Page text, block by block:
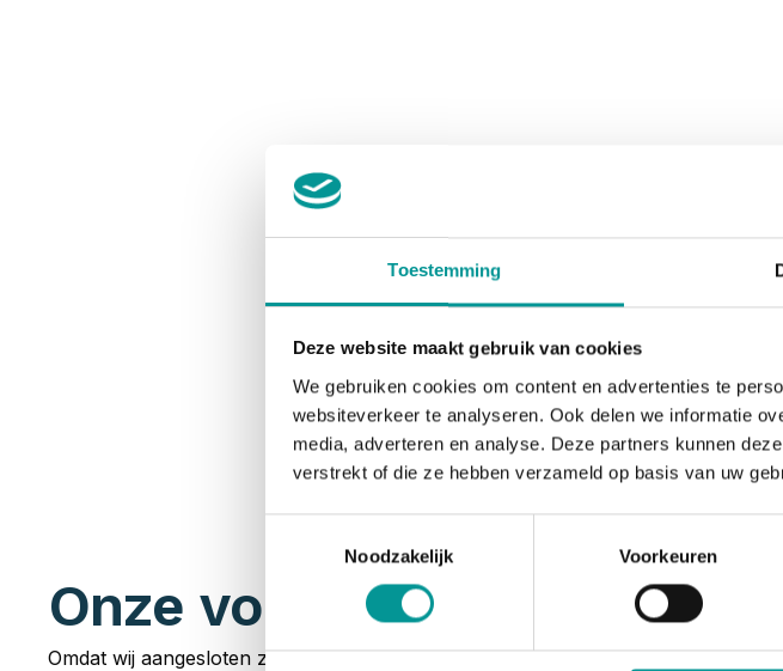
Toestemming
Deze website maakt gebruik van cookies
We gebruiken cookies om content en advertenties te
websiteverkeer te analyseren. Ook delen we informatie
media, adverteren en analyse. Deze partners kunnen
verstrekt of die ze hebben verzameld op basis van uw
Noodzakelijk
Voorkeuren
Onze voorraad occasion
Omdat wij aangesloten zijn bij tallozepartnershebben wij een ongeëvenaarde